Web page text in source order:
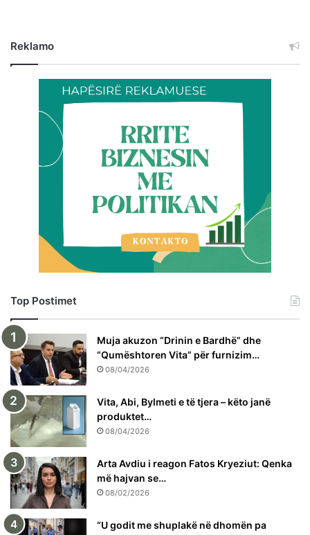
Reklamo
Top Postimet
Muja akuzon “Drinin e Bardhë” dhe
“Qumështoren Vita” për furnizim…
08/04/2026
Vita, Abi, Bylmeti e të tjera – këto janë
produktet…
08/04/2026
Arta Avdiu i reagon Fatos Kryeziut: Qenka
më hajvan se…
08/02/2026
“U godit me shuplakë në dhomën pa